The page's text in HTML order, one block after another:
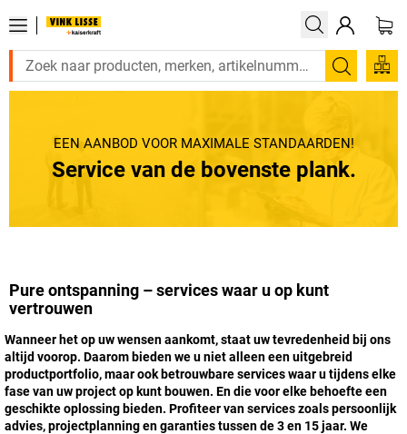
Zoeken
EEN AANBOD VOOR MAXIMALE STANDAARDEN!
Service van de bovenste plank.
Pure ontspanning – services waar u op kunt
vertrouwen
Wanneer het op uw wensen aankomt, staat uw tevredenheid bij ons
altijd voorop. Daarom bieden we u niet alleen een uitgebreid
productportfolio, maar ook betrouwbare services waar u tijdens elke
fase van uw project op kunt bouwen. En die voor elke behoefte een
geschikte oplossing bieden. Profiteer van services zoals persoonlijk
advies, projectplanning en garanties tussen de 3 en 15 jaar. We